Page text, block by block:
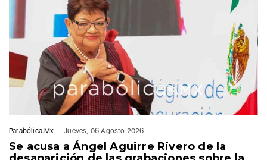
Parabólica.Mx- Jueves, 06 Agosto 2026
Se acusa a Ángel Aguirre Rivero de la
desaparición de las grabaciones sobre la
noche de Iguala: FGR